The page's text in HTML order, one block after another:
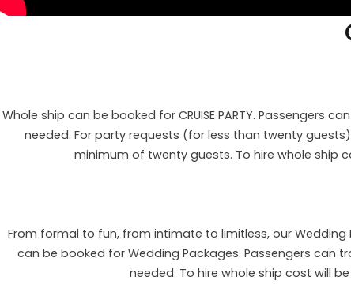
Whole ship can be booked for CRUISE PARTY.
needed. For party requests (for less than twenty
minimum of twenty guests. To hire whole ship
From formal to fun, from intimate to limitless, our
can be booked for Wedding Packages. Passengers can
needed. To hire whole ship cost will be